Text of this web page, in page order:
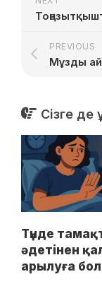
PREVIOUS
Сізге де
Түнде
әдетінен
арылуға